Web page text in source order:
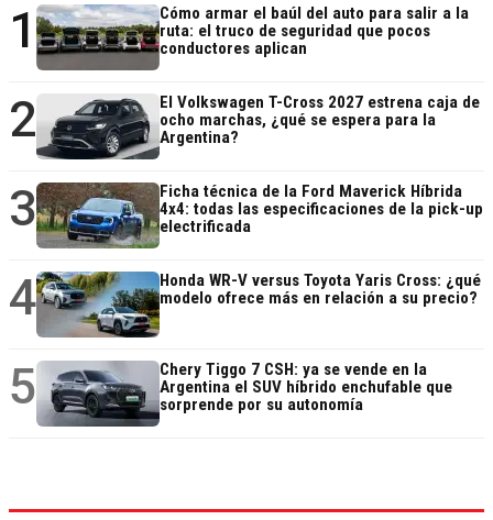
1
Cómo armar el baúl del auto para salir a la
ruta: el truco de seguridad que pocos
conductores aplican
2
El Volkswagen T-Cross 2027 estrena caja de
ocho marchas, ¿qué se espera para la
Argentina?
3
Ficha técnica de la Ford Maverick Híbrida
4x4: todas las especificaciones de la pick-up
electrificada
4
Honda WR-V versus Toyota Yaris Cross: ¿qué
modelo ofrece más en relación a su precio?
5
Chery Tiggo 7 CSH: ya se vende en la
Argentina el SUV híbrido enchufable que
sorprende por su autonomía